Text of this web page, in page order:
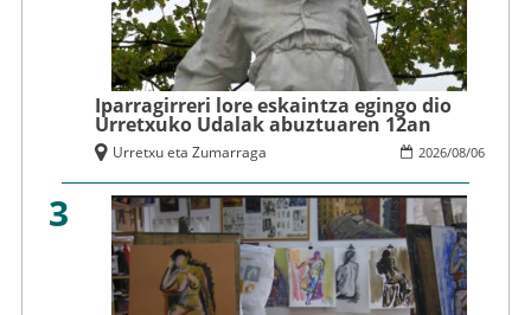
Iparragirreri lore eskaintza egingo dio
Urretxuko Udalak abuztuaren 12an
2026/08/06
Urretxu eta Zumarraga
3